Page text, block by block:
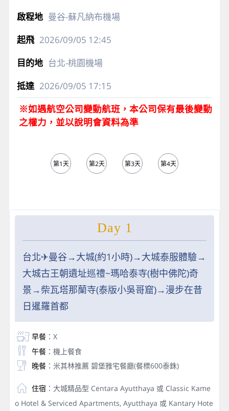
曼谷-蘇凡納布機場
2026/09/05 12:45
台北-桃園機場
2026/09/05 17:15
※如遇航空公司變動航班，本公司保有最後變動
之權力，並以說明會資料為準
第1天 第2天 第3天 第4天
Day 1
台北✈曼谷→大城(約1小時)→大城泰服體驗→
大城古王朝遺址巡禮~瑪哈泰寺(樹中佛陀)奇
景→柴瓦塔那蘭寺(泰版小吳哥窟)→漫步在昔
日暹羅首都
早餐：X
午餐：機上餐食
晚餐：米其林推薦 碧堡雅宅餐廳(餐標600泰銖)
住宿 ：大城精品型 Centara Ayutthaya 或 Classic Kame
o Hotel & Serviced Apartments, Ayutthaya 或 Kantary Hote